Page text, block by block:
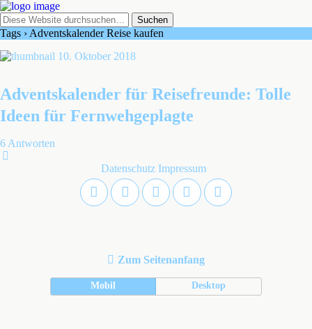
Tags › Adventskalender Reise kaufen
10. Oktober 2018
Adventskalender für Reisefreunde: Tolle
Ideen für Fernwehgeplagte
6 Antworten
Datenschutz Impressum
Zum Seitenanfang
Mobil Desktop